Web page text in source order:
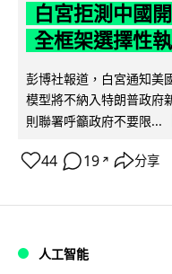
白宮拒測中國
全框架選擇性
彭博社報道，白宮通知美
模型將不納入特朗普政府
則聯署呼籲政府不要限...
44 19 ↗ 分享
人工智能